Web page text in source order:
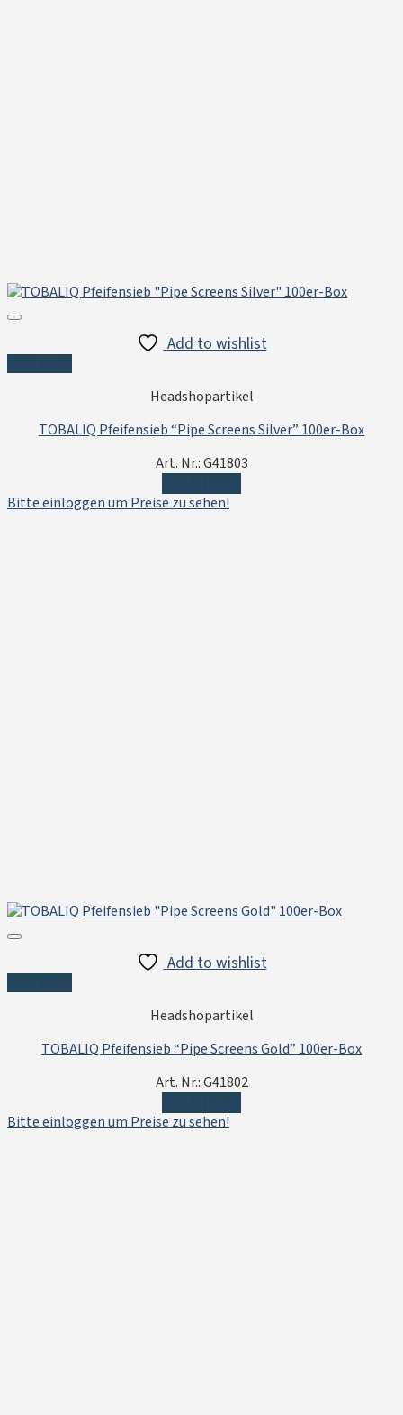
Add to wishlist
Headshopartikel
TOBALIQ Pfeifensieb “Pipe Screens Silver” 100er-Box
Art. Nr.: G41803
Bitte einloggen um Preise zu sehen!
Add to wishlist
Headshopartikel
TOBALIQ Pfeifensieb “Pipe Screens Gold” 100er-Box
Art. Nr.: G41802
Bitte einloggen um Preise zu sehen!